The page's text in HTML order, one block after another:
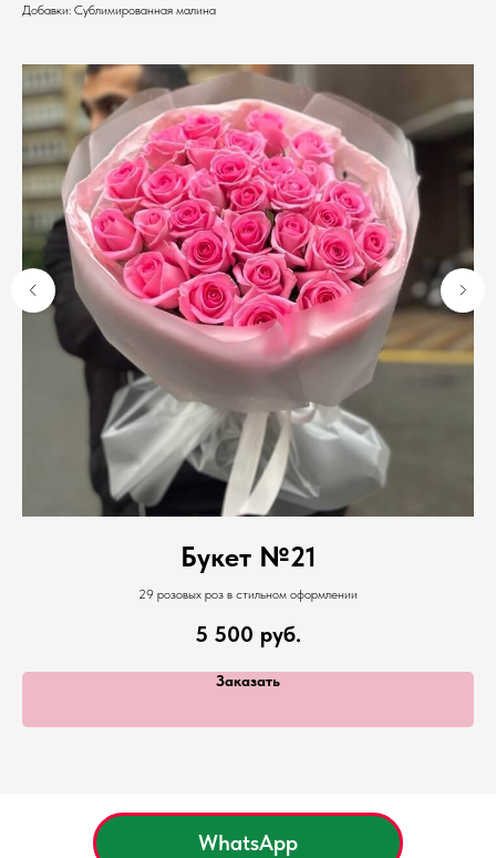
Добавки: Сублимированная малина
Букет №21
29 розовых роз в стильном оформлении
5 500 руб.
Заказать
WhatsApp